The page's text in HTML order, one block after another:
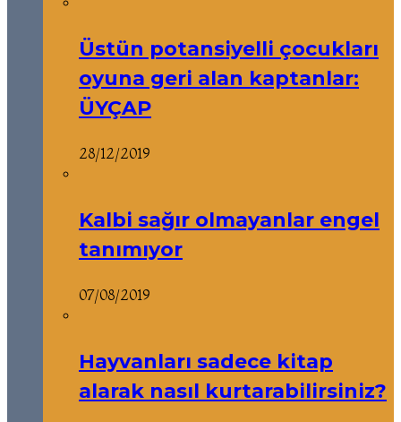
Üstün potansiyelli çocukları
oyuna geri alan kaptanlar:
ÜYÇAP
28/12/2019
Kalbi sağır olmayanlar engel
tanımıyor
07/08/2019
Hayvanları sadece kitap
alarak nasıl kurtarabilirsiniz?